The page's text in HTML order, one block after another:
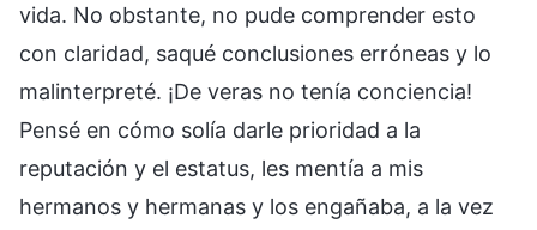
vida. No obstante, no pude comprender esto
con claridad, saqué conclusiones erróneas y lo
malinterpreté. ¡De veras no tenía conciencia!
Pensé en cómo solía darle prioridad a la
reputación y el estatus, les mentía a mis
hermanos y hermanas y los engañaba, a la vez